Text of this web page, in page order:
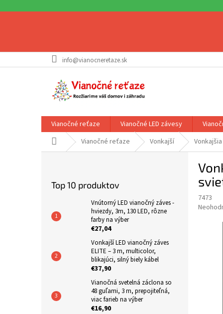
na
info@vianocneretaze.sk
Vianočné reťaze Vianočné LED závesy
DomovVianočné reťaze Vonkajší
Top 10 produktov
Vnútorný LED vianočný záves -
hviezdy, 3m, 130 LED, rôzne
farby na výber
€27,04
Vonkajší LED vianočný záves
ELITE – 3 m, multicolor,
blikajúci, silný biely kábel
€37,90
Vianočná svetelná záclona so
48 guľami, 3 m, prepojiteľná,
viac farieb na výber
€16,90
7473